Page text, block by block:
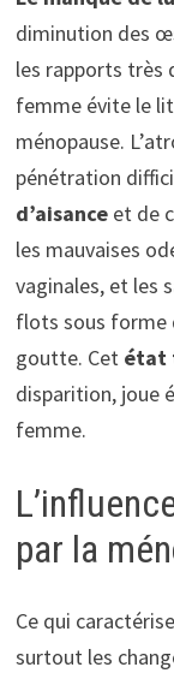
diminution des
les rapports très
femme évite le
ménopause.
pénétration
d’aisanceet de
les mauvaises
vaginales, et les
flots sous forme
goutte. Cet état
disparition, joue
femme.
par la
Ce qui
surtout les